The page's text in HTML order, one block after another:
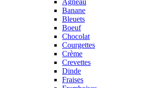
Agneau
Banane
Bleuets
Boeuf
Chocolat
Courgettes
Crème
Crevettes
Dinde
Fraises